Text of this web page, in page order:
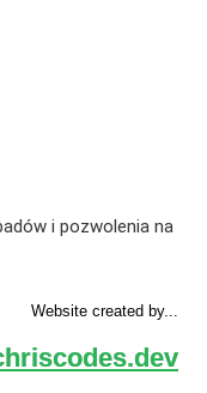
i pozwolenia na
Website created by...